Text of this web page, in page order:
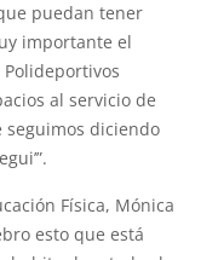
puedan tener
importante el
al servicio de
seguimos diciendo
Física, Mónica
esto que está